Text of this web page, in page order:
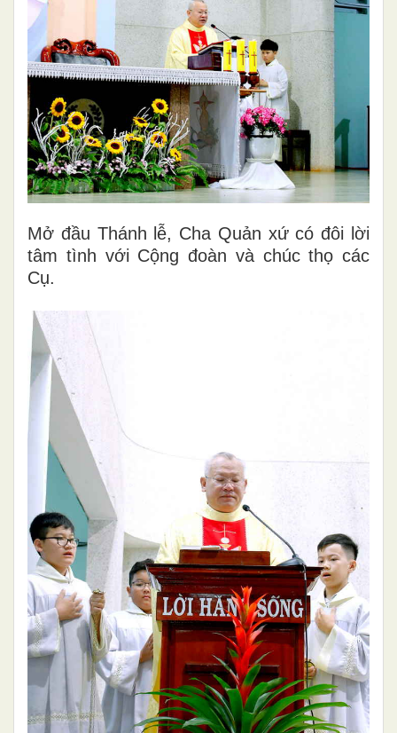
Mở đầu Thánh lễ, Cha Quản xứ có đôi lời
tâm tình với Cộng đoàn và chúc thọ các
Cụ.